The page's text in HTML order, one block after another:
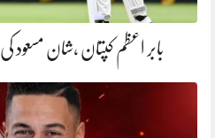
بابر اعظم کپتان ،شان